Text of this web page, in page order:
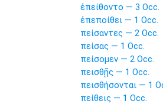
ἐπείθοντο — 3 Occ.
ἐπεποίθει — 1 Occ.
πείσαντες — 2 Occ.
πείσας — 1 Occ.
πείσομεν — 2 Occ.
πεισθῇς — 1 Occ.
πεισθήσονται — 1
πείθεις — 1 Occ.